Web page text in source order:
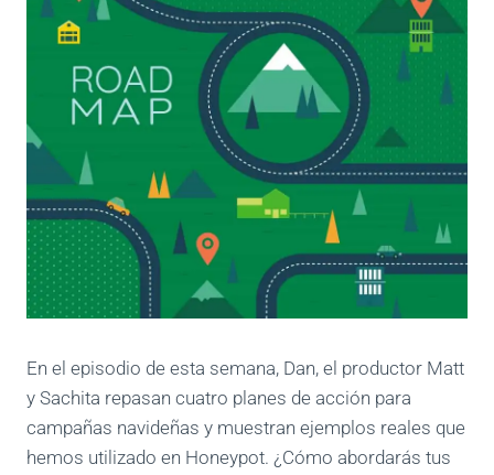
En el episodio de esta semana, Dan, el productor Matt
y Sachita repasan cuatro planes de acción para
campañas navideñas y muestran ejemplos reales que
hemos utilizado en Honeypot. ¿Cómo abordarás tus